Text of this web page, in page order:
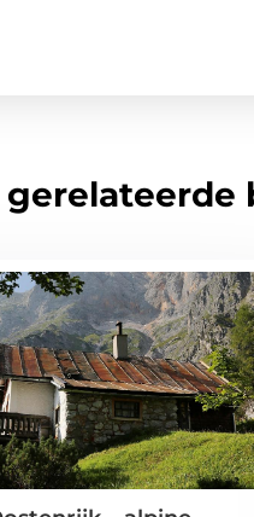
gerelateerde